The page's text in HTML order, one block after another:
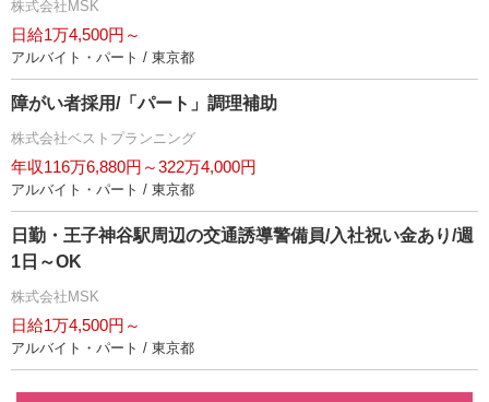
株式会社MSK
日給1万4,500円～
アルバイト・パート / 東京都
障がい者採用/「パート」調理補助
株式会社ベストプランニング
年収116万6,880円～322万4,000円
アルバイト・パート / 東京都
日勤・王子神谷駅周辺の交通誘導警備員/入社祝い金あり/週
1日～OK
株式会社MSK
日給1万4,500円～
アルバイト・パート / 東京都